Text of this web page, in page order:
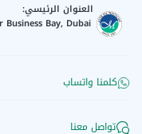
العنوان الرئيسي:
Bay, Dubai
كلمنا واتساب
تواصل معنا